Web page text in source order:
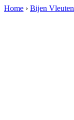
Home › Bijen Vleuten